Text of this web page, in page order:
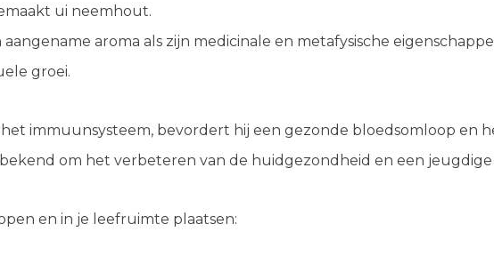
ui neemhout.
aroma als zijn medicinale en metafysische
groei.
immuunsysteem, bevordert hij een gezonde bloedsomloop en
om het verbeteren van de huidgezondheid en een
en in je leefruimte plaatsen: